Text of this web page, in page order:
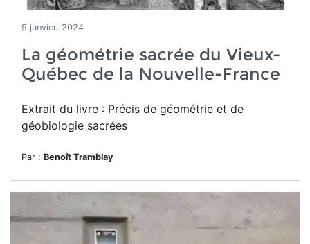
9 janvier, 2024
La géométrie sacrée du Vieux-
Québec de la Nouvelle-France
Extrait du livre : Précis de géométrie et de
géobiologie sacrées
Par : Benoît Tramblay